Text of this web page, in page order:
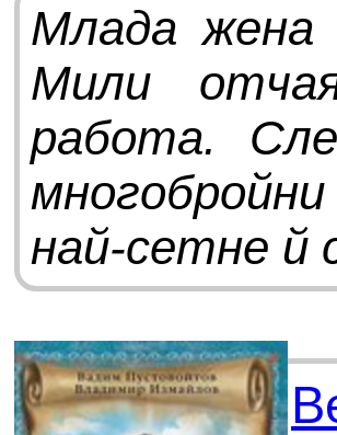
Млада
Мили
работа.
най-сетне й